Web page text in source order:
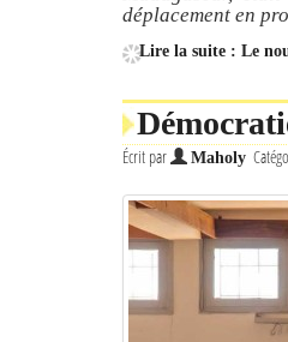
déplacement en
Lire la suite : Le
Écrit par Maholy